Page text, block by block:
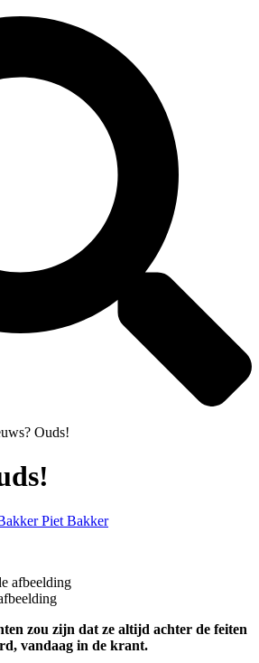
Ouds!
Piet Bakker
zou zijn dat ze altijd achter de feiten
vandaag in de krant.